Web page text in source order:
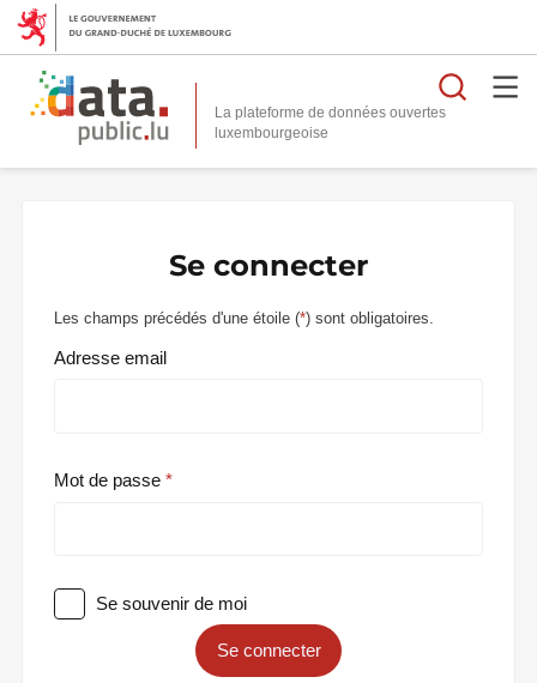
La plateforme de données ouvertes
Se connecter
Les champs précédés d'une étoile (*) sont obligatoires.
Adresse email
Mot de passe
Se souvenir de moi
Se connecter